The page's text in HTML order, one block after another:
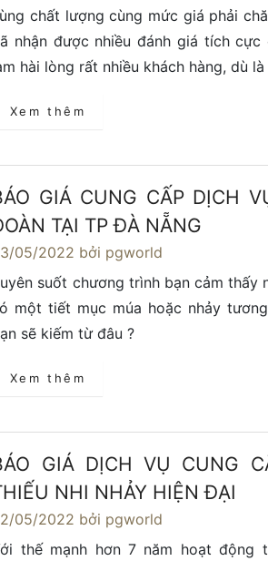
chất lượng cùng mức giá phải
nhận được nhiều đánh giá tích cực
hài lòng rất nhiều khách hàng, dù
Xem thêm
GIÁ CUNG CẤP DỊCH
TẠI TP ĐÀ NẴNG
05/2022 bởi pgworld
suốt chương trình bạn cảm thấy
một tiết mục múa hoặc nhảy
sẽ kiếm từ đâu ?
Xem thêm
GIÁ DỊCH VỤ CUNG
NHI NHẢY HIỆN ĐẠI
05/2022 bởi pgworld
thế mạnh hơn 7 năm hoạt động